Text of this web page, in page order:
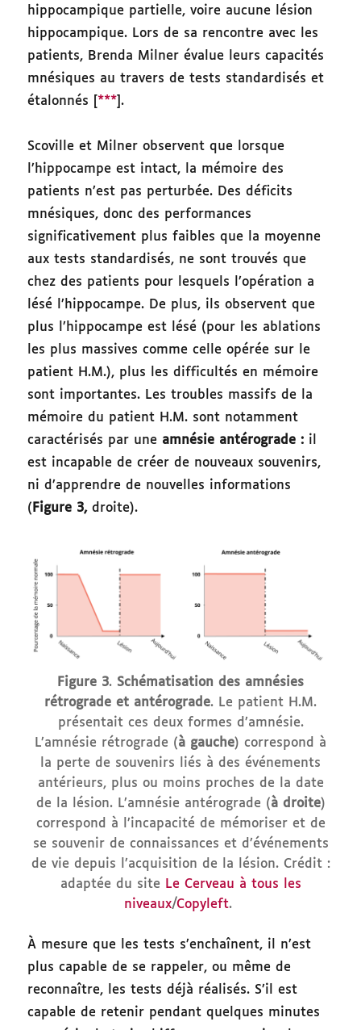
hippocampique partielle, voire aucune lésion
hippocampique. Lors de sa rencontre avec les
patients, Brenda Milner évalue leurs capacités
mnésiques au travers de tests standardisés et
étalonnés [ *** ].
Scoville et Milner observent que lorsque
l’hippocampe est intact, la mémoire des
patients n’est pas perturbée. Des déficits
mnésiques, donc des performances
significativement plus faibles que la moyenne
aux tests standardisés, ne sont trouvés que
chez des patients pour lesquels l’opération a
lésé l’hippocampe. De plus, ils observent que
plus l’hippocampe est lésé (pour les ablations
les plus massives comme celle opérée sur le
patient H.M.), plus les difficultés en mémoire
sont importantes. Les troubles massifs de la
mémoire du patient H.M. sont notamment
caractérisés par une amnésie antérograde : il
est incapable de créer de nouveaux souvenirs,
ni d’apprendre de nouvelles informations
(Figure 3,droite).
Figure 3. Schématisation des amnésies
rétrograde et antérograde. Le patient H.M.
présentait ces deux formes d’amnésie.
L’amnésie rétrograde (à gauche) correspond à
la perte de souvenirs liés à des événements
antérieurs, plus ou moins proches de la date
de la lésion. L’amnésie antérograde (à droite)
correspond à l’incapacité de mémoriser et de
se souvenir de connaissances et d’événements
de vie depuis l’acquisition de la lésion. Crédit :
adaptée du site Le Cerveau à tous les
niveaux/Copyleft.
À mesure que les tests s’enchaînent, il n’est
plus capable de se rappeler, ou même de
reconnaître, les tests déjà réalisés. S’il est
capable de retenir pendant quelques minutes